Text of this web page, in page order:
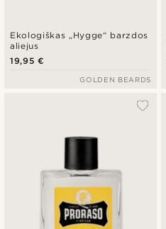
Ekologiškas „Hygge“ barzdos
aliejus
19,95 €
GOLDEN BEARDS